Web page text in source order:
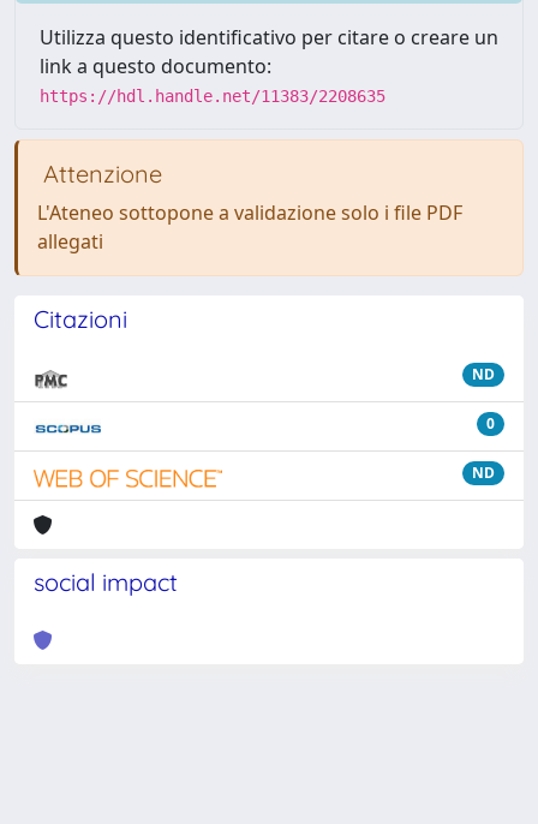
Utilizza questo identificativo per citare o creare un
link a questo documento:
https://hdl.handle.net/11383/2208635
Attenzione
L'Ateneo sottopone a validazione solo i file PDF
allegati
Citazioni
ND
0
ND
social impact